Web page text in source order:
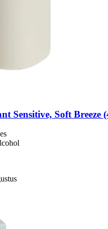
Sensitive, Soft Breeze